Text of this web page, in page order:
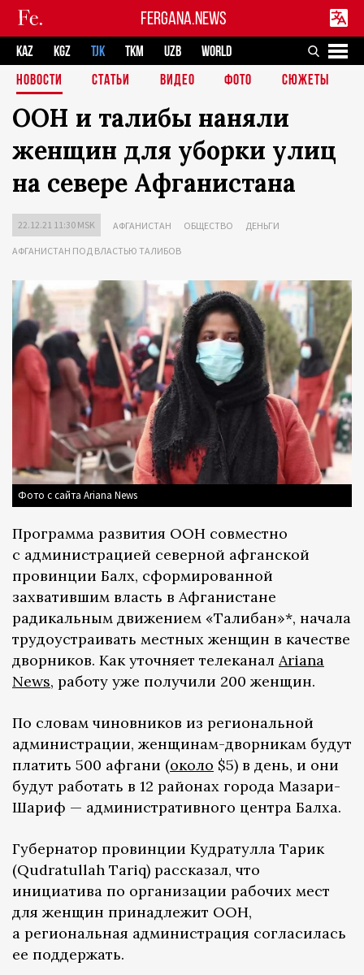
FERGANA.NEWS
KAZ KGZ TJK TKM UZB
WORLD
НОВОСТИ
СТАТЬИ ВИДЕО ФОТО СЮЖЕТЫ
ООН и талибы наняли
женщин для уборки улиц
на севере Афганистана
22.12.21 11:30 MSK АФГАНИСТАН ОБЩЕСТВО ДЕНЬГИ
АФГАНИСТАН ПОД ВЛАСТЬЮ ТАЛИБОВ
Фото с сайта Ariana News
Программа развития ООН совместно
с администрацией северной афганской
провинции Балх, сформированной
захватившим власть в Афганистане
радикальным движением «Талибан»*, начала
трудоустраивать местных женщин в качестве
дворников. Как уточняет телеканал Ariana
News, работу уже получили 200 женщин.
По словам чиновников из региональной
администрации, женщинам-дворникам будут
платить 500 афгани (около $5) в день, и они
будут работать в 12 районах города Мазари-
Шариф — административного центра Балха.
Губернатор провинции Кудратулла Тарик
(Qudratullah Tariq) рассказал, что
инициатива по организации рабочих мест
для женщин принадлежит ООН,
а региональная администрация согласилась
ее поддержать.